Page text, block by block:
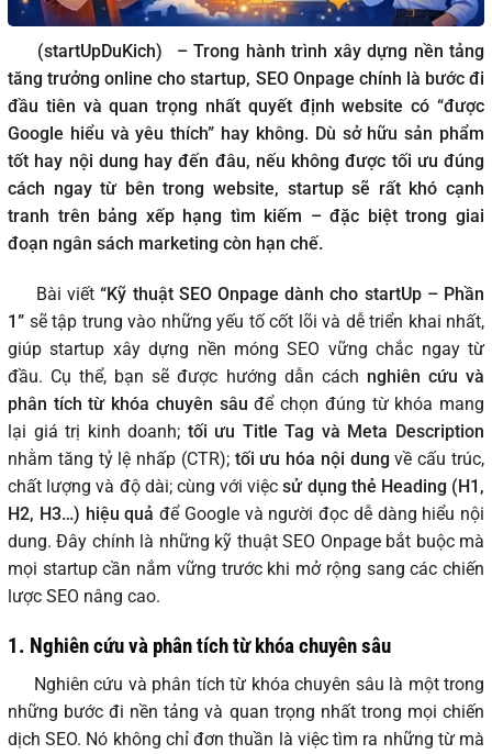
(startUpDuKich)
– Trong hành trình xây dựng nền tảng
tăng trưởng online cho startup, SEO Onpage chính là bước đi
đầu tiên và quan trọng nhất quyết định website có “được
Google hiểu và yêu thích” hay không. Dù sở hữu sản phẩm
tốt hay nội dung hay đến đâu, nếu không được tối ưu đúng
cách ngay từ bên trong website, startup sẽ rất khó cạnh
tranh trên bảng xếp hạng tìm kiếm – đặc biệt trong giai
đoạn ngân sách marketing còn hạn chế.
Bài viết“Kỹ thuật SEO Onpage dành cho startUp – Phần
1” sẽ tập trung vào những yếu tố cốt lõi và dễ triển khai nhất,
giúp startup xây dựng nền móng SEO vững chắc ngay từ
đầu. Cụ thể, bạn sẽ được hướng dẫn cách nghiên cứu và
phân tích từ khóa chuyên sâu để chọn đúng từ khóa mang
lại giá trị kinh doanh; tối ưu Title Tag và Meta Description
nhằm tăng tỷ lệ nhấp (CTR); tối ưu hóa nội dung về cấu trúc,
chất lượng và độ dài; cùng với việcsử dụng thẻ Heading (H1,
H2, H3…) hiệu quả để Google và người đọc dễ dàng hiểu nội
dung. Đây chính là những kỹ thuật SEO Onpage bắt buộc mà
mọi startup cần nắm vững trước khi mở rộng sang các chiến
lược SEO nâng cao.
1. Nghiên cứu và phân tích từ khóa chuyên sâu
Nghiên cứu và phân tích từ khóa chuyên sâu là một trong
những bước đi nền tảng và quan trọng nhất trong mọi chiến
dịch SEO. Nó không chỉ đơn thuần là việc tìm ra những từ mà